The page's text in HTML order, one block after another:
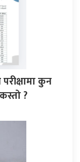
कुन
?